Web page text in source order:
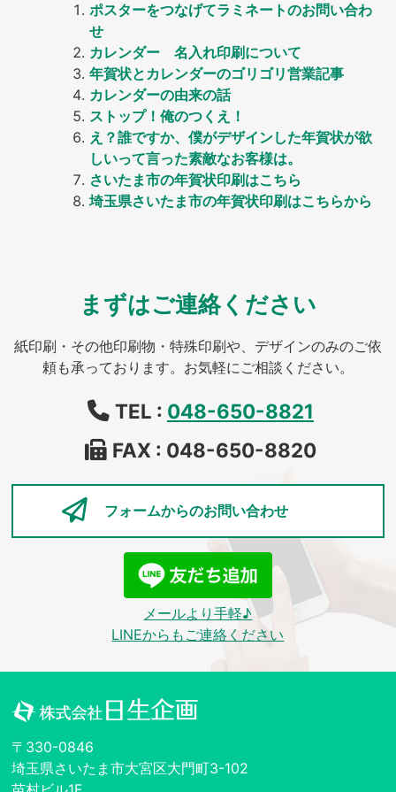
ポスターをつなげてラミネートのお問い合わ
せ
カレンダー 名入れ印刷について
年賀状とカレンダーのゴリゴリ営業記事
カレンダーの由来の話
ストップ！俺のつくえ！
え？誰ですか、僕がデザインした年賀状が欲
しいって言った素敵なお客様は。
さいたま市の年賀状印刷はこちら
埼玉県さいたま市の年賀状印刷はこちらから
まずはご連絡ください
紙印刷・その他印刷物・特殊印刷や、デザインのみのご依
頼も承っております。お気軽にご相談ください。
TEL : 048-650-8821
FAX : 048-650-8820
フォームからのお問い合わせ
メールより手軽♪
LINEからもご連絡ください
〒330-0846
埼玉県さいたま市大宮区大門町3-102